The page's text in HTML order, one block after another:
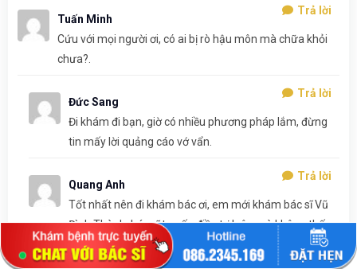
Tuấn Minh
Trả lời
Cứu với mọi người ơi, có ai bị rò hậu môn mà chữa khỏi
chưa?.
Đức Sang
Trả lời
Đi khám đi bạn, giờ có nhiều phương pháp lắm, đừng
tin mấy lời quảng cáo vớ vẩn.
Quang Anh
Trả lời
Tốt nhất nên đi khám bác ơi, em mới khám bác sĩ Vũ
Đình Thành, bác sĩ tư vấn điều trị luôn mà không thấy
đau gì.